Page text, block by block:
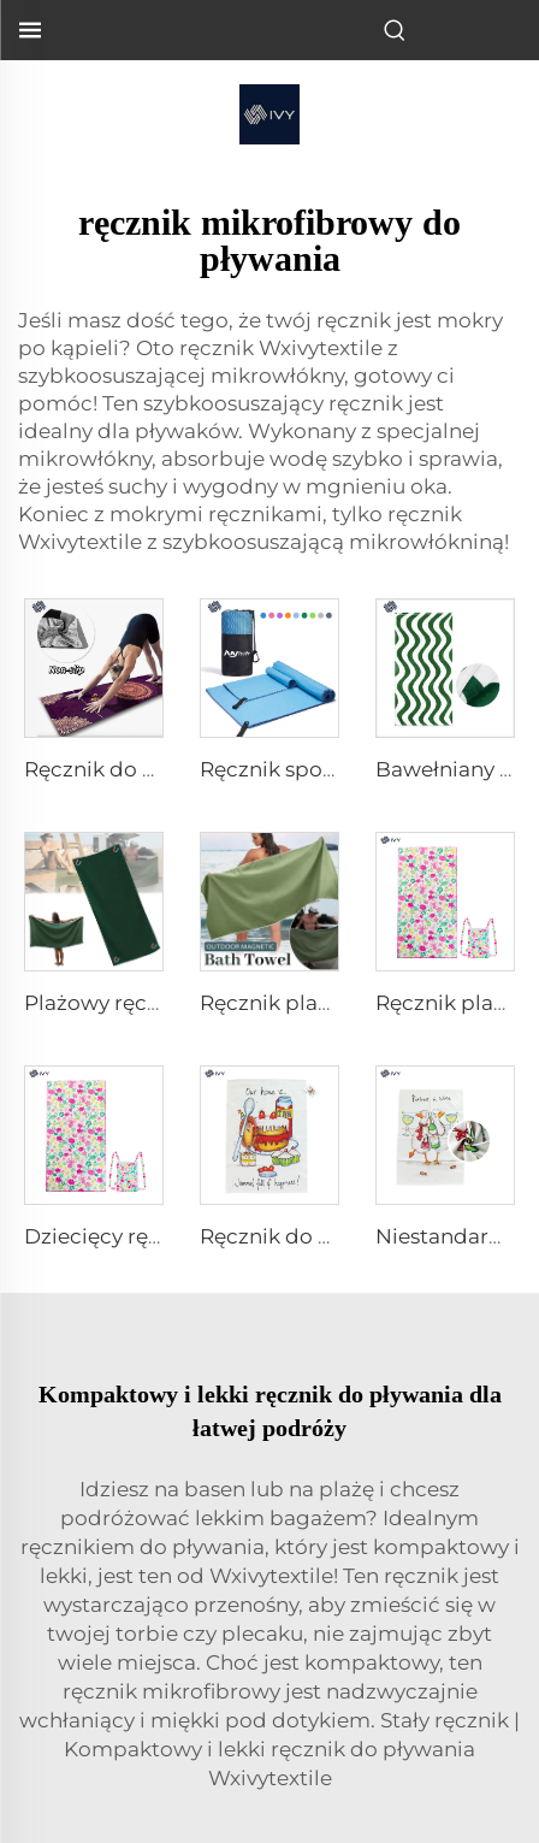
ręcznik mikrofibrowy do
pływania
Jeśli masz dość tego, że twój ręcznik jest mokry
po kąpieli? Oto ręcznik Wxivytextile z
szybkoosuszającej mikrowłókny, gotowy ci
pomóc! Ten szybkoosuszający ręcznik jest
idealny dla pływaków. Wykonany z specjalnej
mikrowłókny, absorbuje wodę szybko i sprawia,
że jesteś suchy i wygodny w mgnieniu oka.
Koniec z mokrymi ręcznikami, tylko ręcznik
Wxivytextile z szybkoosuszającą mikrowłókniną!
Ręcznik do matki do jogi Ręcznik sportowy z mikrofibry Bawełniany ręcznik plażowy
Plażowy ręcznik magnetyczny Ręcznik plażowy z magnesem Ręcznik plażowy do podróży
Dziecięcy ręcznik plażowy z torbą Ręcznik do suszenia naczyń Niestandardowy Drukowany Ręcznik Kuchenny
Kompaktowy i lekki ręcznik do pływania dla
łatwej podróży
Idziesz na basen lub na plażę i chcesz
podróżować lekkim bagażem? Idealnym
ręcznikiem do pływania, który jest kompaktowy i
lekki, jest ten od Wxivytextile! Ten ręcznik jest
wystarczająco przenośny, aby zmieścić się w
twojej torbie czy plecaku, nie zajmując zbyt
wiele miejsca. Choć jest kompaktowy, ten
ręcznik mikrofibrowy jest nadzwyczajnie
wchłaniący i miękki pod dotykiem. Stały ręcznik |
Kompaktowy i lekki ręcznik do pływania
Wxivytextile